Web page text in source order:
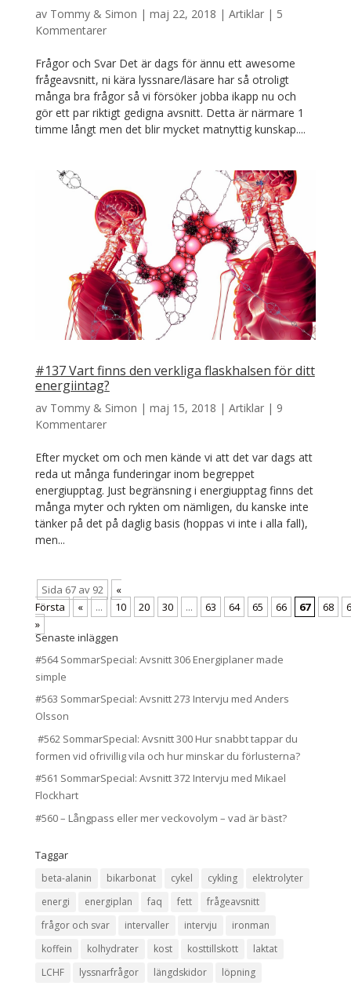
av Tommy & Simon | maj 22, 2018 | Artiklar| 5
Kommentarer
Frågor och Svar Det är dags för ännu ett awesome
frågeavsnitt, ni kära lyssnare/läsare har så otroligt
många bra frågor så vi försöker jobba ikapp nu och
gör ett par riktigt gedigna avsnitt. Detta är närmare 1
timme långt men det blir mycket matnyttig kunskap....
#137 Vart finns den verkliga flaskhalsen för ditt
energiintag?
av Tommy & Simon | maj 15, 2018 | Artiklar| 9
Kommentarer
Efter mycket om och men kände vi att det var dags att
reda ut många funderingar inom begreppet
energiupptag. Just begränsning i energiupptag finns det
många myter och rykten om nämligen, du kanske inte
tänker på det på daglig basis (hoppas vi inte i alla fall),
men...
Sida 67 av 92
«
Första
« ... 10 20 30 ... 63 64 65 66 67 68
»
Senaste inläggen
#564 SommarSpecial: Avsnitt 306 Energiplaner made
simple
#563 SommarSpecial: Avsnitt 273 Intervju med Anders
Olsson
#562 SommarSpecial: Avsnitt 300 Hur snabbt tappar du
formen vid ofrivillig vila och hur minskar du förlusterna?
#561 SommarSpecial: Avsnitt 372 Intervju med Mikael
Flockhart
#560 – Långpass eller mer veckovolym – vad är bäst?
Taggar
beta-alanin bikarbonat cykel cykling
elektrolyter
energi
energiplan faq fett
frågeavsnitt
frågor och svar
intervaller intervju
ironman
koffein
kolhydrater kost kosttillskott
laktat
LCHF
lyssnarfrågor längdskidor löpning